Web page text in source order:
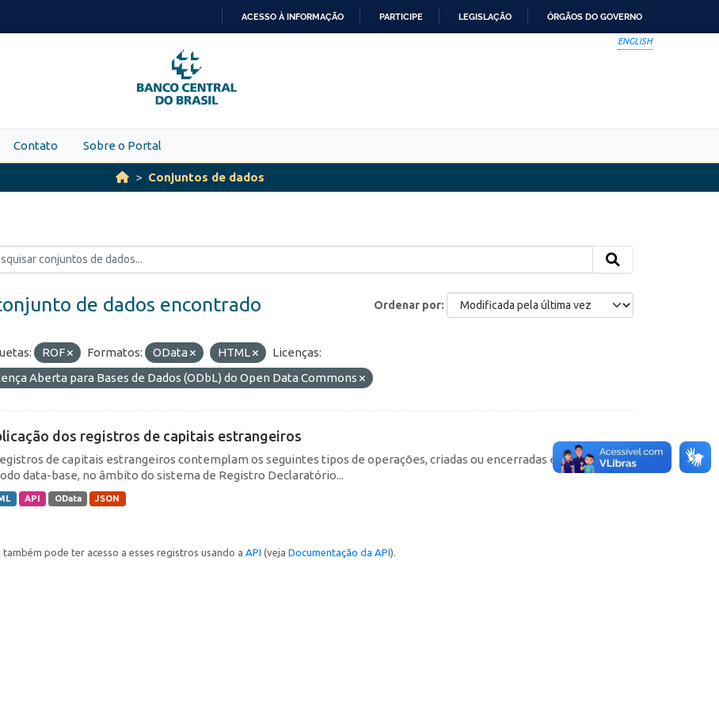
PARA
O
CONTEÚDO
ACESSO À INFORMAÇÃO PARTICIPE LEGISLAÇÃO ÓRGÃOS DO GOVERNO
ENGLISH
Contato Sobre o Portal
Conjuntos de dados
Ordenar por
de dados encontrado
ROF Formatos: OData HTML
Licenças:
Aberta para Bases de Dados (ODbL) do Open Data Commons
dos registros de capitais estrangeiros
de capitais estrangeiros contemplam os seguintes tipos de operações, criadas ou encerradas em cada
data-base, no âmbito do sistema de Registro Declaratório...
API OData JSON
também pode ter acesso a esses registros usando a API (veja Documentação da API).